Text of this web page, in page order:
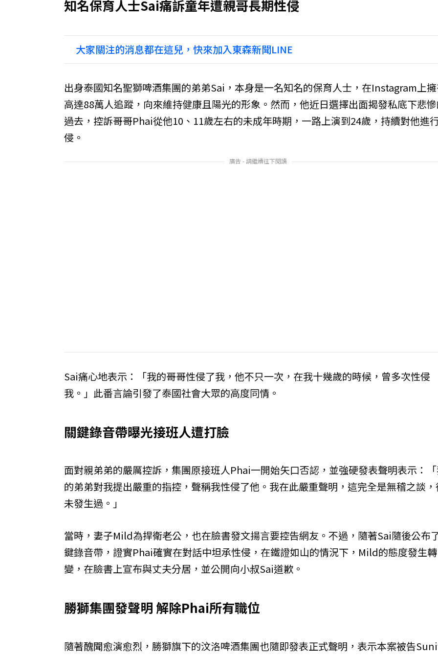
知名保育人士Sai痛訴童年遭親哥長期性侵
大家關注的消息都在這兒，快來加入東森新聞LINE
出身泰國知名聖獅啤酒集團的弟弟Sai，本身是一名知名的保育人士，在Instagram上
高達88萬人追蹤，向來維持健康且陽光的形象。然而，他近日選擇出面揭發私底下悲
過去，控訴哥哥Phai從他10、11歲左右的未成年時期，一路上演到24歲，持續對他進
侵。
廣告 - 請繼續往下閱讀
Sai痛心地表示：「我的哥哥性侵了我，他不只一次，在我十幾歲的時候，曾多次性侵
我。」此番言論引發了泰國社會大眾的高度同情。
關鍵錄音帶曝光接班人遭打臉
面對親弟弟的嚴厲控訴，集團原接班人Phai一開始矢口否認，並強硬發表聲明表示：
的弟弟對我提出嚴重的指控，聲稱我性侵了他。我在此嚴重聲明，這完全是無稽之談
未發生過。」
當時，妻子Mild為捍衛老公，也在臉書發文揚言要控告網友。不過，隨著Sai隨後公布
鍵錄音帶，證實Phai確實在對話中坦承性侵，在鐵證如山的情況下，Mild的態度發生轉
變，在臉書上宣布與丈夫分居，並公開向小叔Sai道歉。
勝獅集團發聲明 解除Phai所有職位
隨著醜聞愈演愈烈，勝獅旗下的汶洛啤酒集團也隨即發表正式聲明，表示本案被告